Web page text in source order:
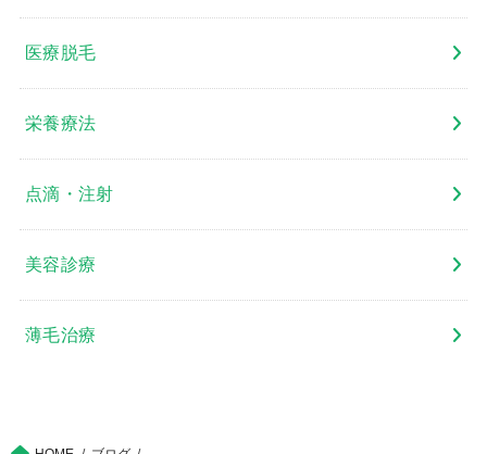
医療脱毛
栄養療法
点滴・注射
美容診療
薄毛治療